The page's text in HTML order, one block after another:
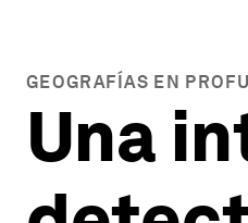
GEOGRAFÍAS EN
Una